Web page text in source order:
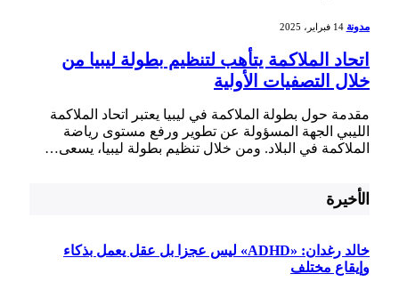
مدونة 14 فبراير، 2025
اتحاد الملاكمة يتأهب لتنظيم بطولة ليبيا من
خلال التصفيات الأولية
مقدمة حول بطولة الملاكمة في ليبيا يعتبر اتحاد ⁣الملاكمة‍
الليبي الجهة المسؤولة عن تطوير ورفع مستوى رياضة⁣
الملاكمة في البلاد. ومن خلال تنظيم بطولة ليبيا، يسعى…
الأخيرة
خالد رغدان: «ADHD» ليس عجزا بل عقل يعمل بذكاء
وإيقاع مختلف